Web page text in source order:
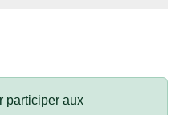
participer aux